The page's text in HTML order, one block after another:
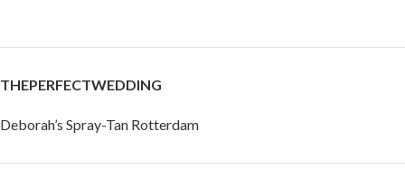
THEPERFECTWEDDING
Deborah’s Spray-Tan Rotterdam